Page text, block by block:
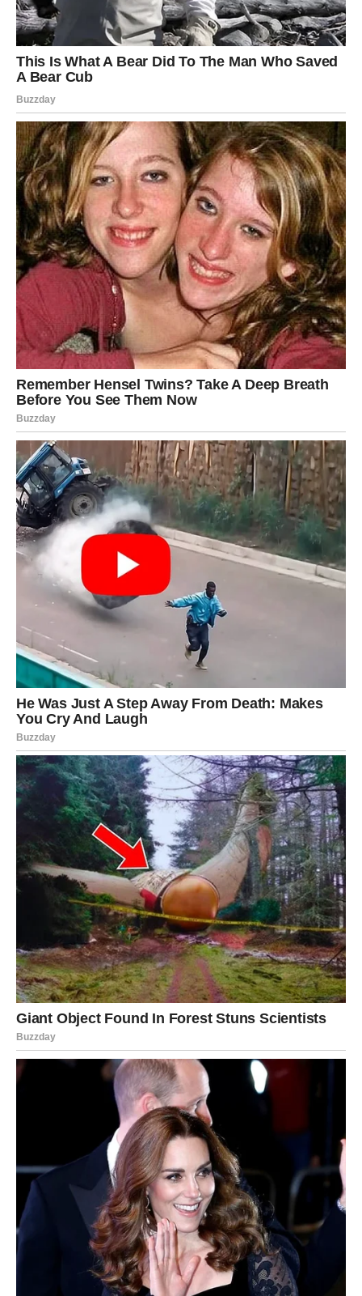
Uživajte!
Pripremite ovu Bounty tortu i uživajte u njenoj savršenoj
teksturi i ukusu – prava poslastica za sve generacije!
PREUZMITE BESPLATNO!
⋆ KNJIGA SA RECEPTIMA ⋆
Upiši svoj email i preuzmi BESPLATNU
knjigu s receptima! Uživaj u jednostavnim
i ukusnim jelima koja će osvojiti tvoje
najdraže.
Jednim klikom preuzmi knjigu s najboljim
receptima!